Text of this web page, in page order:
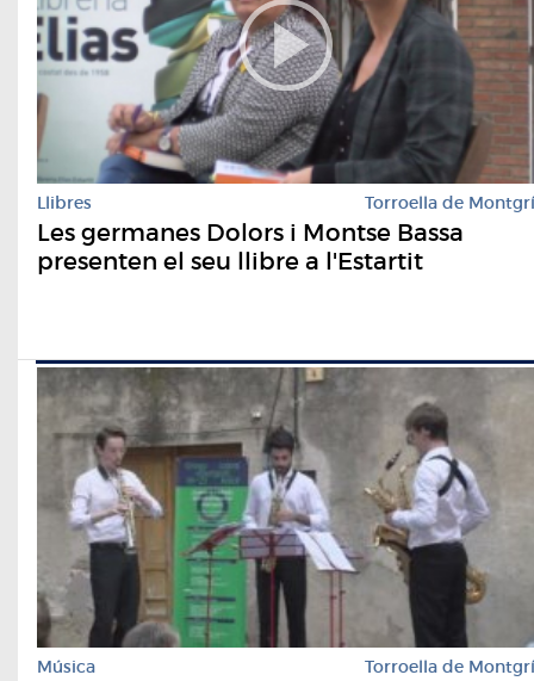
Llibres Torroella de Montgrí
Les germanes Dolors i Montse Bassa
presenten el seu llibre a l'Estartit
Música Torroella de Montgrí